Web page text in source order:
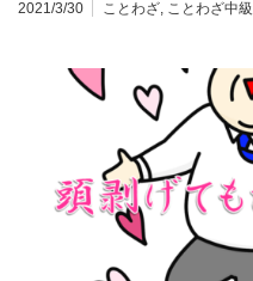
2021/3/30 ことわざ, ことわざ中級